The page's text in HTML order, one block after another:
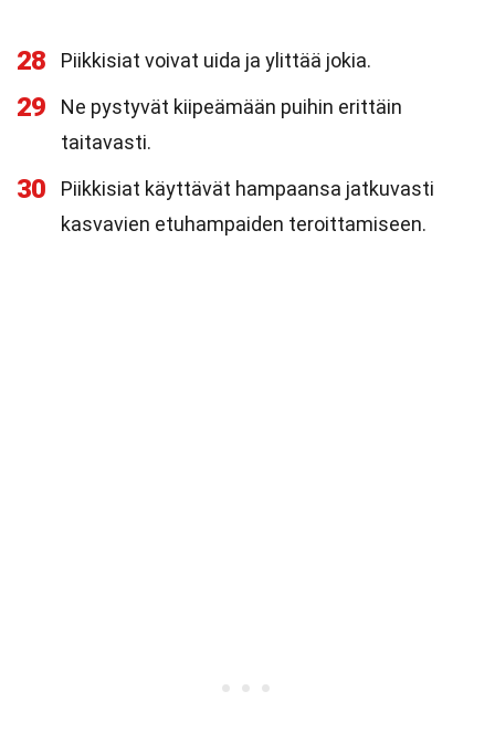
28 Piikkisiat voivat uida ja ylittää jokia.
29
Ne pystyvät kiipeämään puihin erittäin
taitavasti.
30
Piikkisiat käyttävät hampaansa jatkuvasti
kasvavien etuhampaiden teroittamiseen.